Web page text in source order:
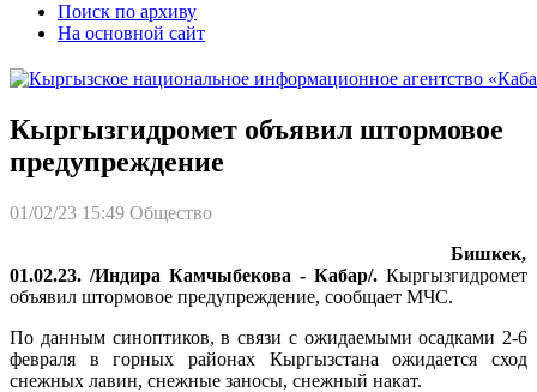
Поиск по архиву
На основной сайт
Кыргызгидромет объявил штормовое
предупреждение
01/02/23 15:49 Общество
Бишкек,
01.02.23. /Индира Камчыбекова - Кабар/. Кыргызгидромет
объявил штормовое предупреждение, сообщает МЧС.
По данным синоптиков, в связи с ожидаемыми осадками 2-6
февраля в горных районах Кыргызстана ожидается сход
снежных лавин, снежные заносы, снежный накат.